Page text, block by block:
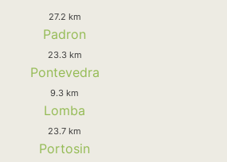
27.2 km
Padron
23.3 km
Pontevedra
9.3 km
Lomba
23.7 km
Portosin